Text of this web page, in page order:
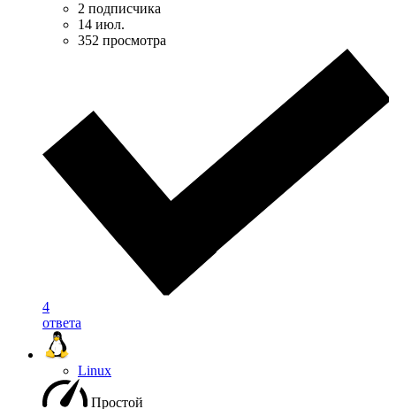
2 подписчика
14 июл.
352 просмотра
4
ответа
Linux
Простой